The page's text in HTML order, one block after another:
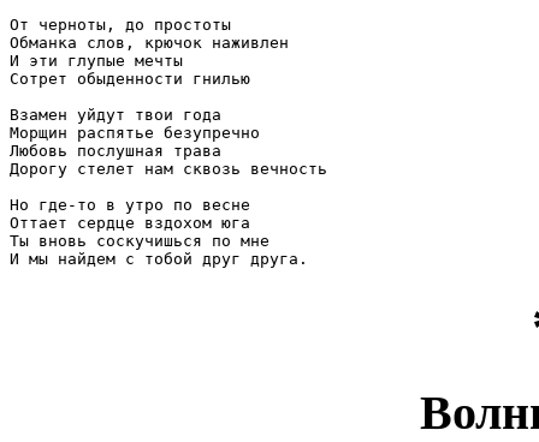
От черноты, до простоты
Обманка слов, крючок наживлен
И эти глупые мечты
Сотрет обыденности гнилью
Взамен уйдут твои года
Морщин распятье безупречно
Любовь послушная трава
Дорогу стелет нам сквозь вечность
Но где-то в утро по весне
Оттает сердце вздохом юга
Ты вновь соскучишься по мне
И мы найдем с тобой друг друга.